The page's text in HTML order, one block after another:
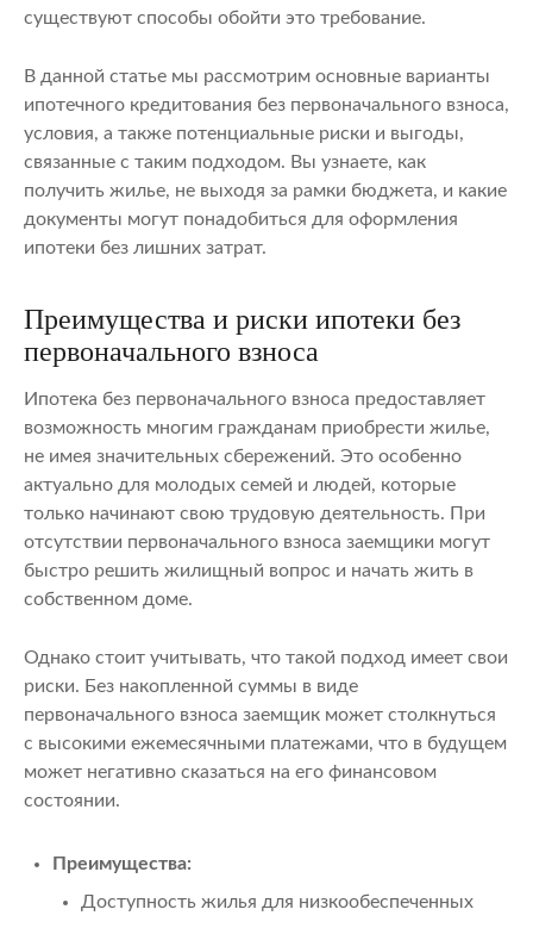
существуют способы обойти это требование.
В данной статье мы рассмотрим основные варианты
ипотечного кредитования без первоначального взноса,
условия, а также потенциальные риски и выгоды,
связанные с таким подходом. Вы узнаете, как
получить жилье, не выходя за рамки бюджета, и какие
документы могут понадобиться для оформления
ипотеки без лишних затрат.
Преимущества и риски ипотеки без
первоначального взноса
Ипотека без первоначального взноса предоставляет
возможность многим гражданам приобрести жилье,
не имея значительных сбережений. Это особенно
актуально для молодых семей и людей, которые
только начинают свою трудовую деятельность. При
отсутствии первоначального взноса заемщики могут
быстро решить жилищный вопрос и начать жить в
собственном доме.
Однако стоит учитывать, что такой подход имеет свои
риски. Без накопленной суммы в виде
первоначального взноса заемщик может столкнуться
с высокими ежемесячными платежами, что в будущем
может негативно сказаться на его финансовом
состоянии.
Преимущества:
Доступность жилья для низкообеспеченных